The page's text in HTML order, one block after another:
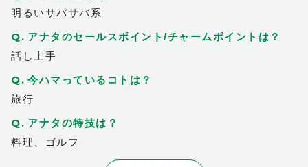
明るいサバサバ系
アナタのセールスポイント/チャームポイントは？
話し上手
今ハマっているコトは？
旅行
アナタの特技は？
料理、ゴルフ